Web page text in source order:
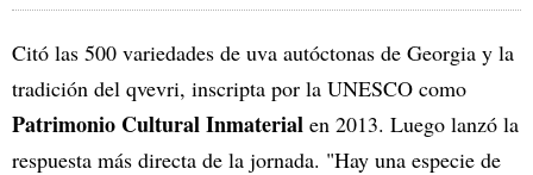
Citó las 500 variedades de uva autóctonas de Georgia y la
tradición del qvevri, inscripta por la UNESCO como
Patrimonio Cultural Inmaterial en 2013. Luego lanzó la
respuesta más directa de la jornada. "Hay una especie de